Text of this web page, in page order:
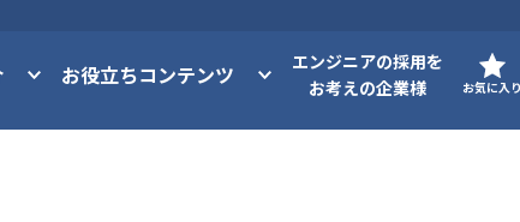
お役立ちコンテンツ
エンジニアの採用を
お考えの企業様
お気に入り